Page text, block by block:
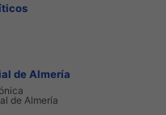
de Almería
de Almería